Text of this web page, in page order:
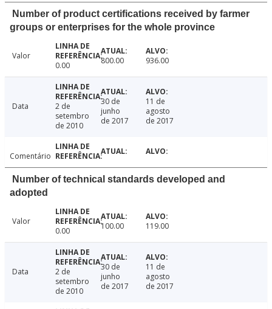
Number of product certifications received by farmer
groups or enterprises for the whole province
Valor
0.00
800.00 936.00
Data
2 de
setembro
de 2010
30 de
junho
de 2017
11 de
agosto
de 2017
Comentário
Number of technical standards developed and
adopted
Valor
0.00
100.00 119.00
Data
2 de
setembro
de 2010
30 de
junho
de 2017
11 de
agosto
de 2017